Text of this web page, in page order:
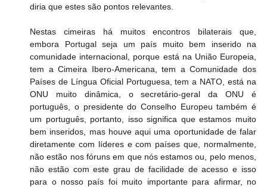
diria que estes são pontos relevantes.
Nestas cimeiras há muitos encontros bilaterais que,
embora Portugal seja um país muito bem inserido na
comunidade internacional, porque está na União Europeia,
tem a Cimeira Ibero-Americana, tem a Comunidade dos
Países de Língua Oficial Portuguesa, tem a NATO, está na
ONU muito dinâmica, o secretário-geral da ONU é
português, o presidente do Conselho Europeu também é
um português, portanto, isso significa que estamos muito
bem inseridos, mas houve aqui uma oportunidade de falar
diretamente com líderes e com países que, normalmente,
não estão nos fóruns em que nós estamos ou, pelo menos,
não estão com este grau de facilidade de acesso e isso
para o nosso país foi muito importante para afirmar, no